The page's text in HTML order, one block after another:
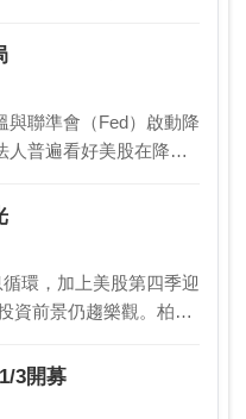
普5…
與聯準會（Fed）啟動降
人普遍看好美股在降息
影響，儘管短線波
環，加上美股第四季迎
資前景仍趨樂觀。柏瑞
要聚 焦未來科技股…
3開募